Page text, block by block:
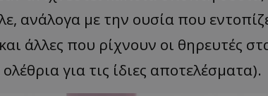
ανάλογα με την ουσία που
άλλες που ρίχνουν οι θηρευτές
για τις ίδιες αποτελέσματα).